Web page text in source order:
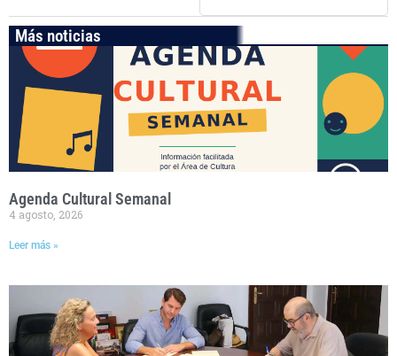
Más noticias
Agenda Cultural Semanal
4 agosto, 2026
Leer más »